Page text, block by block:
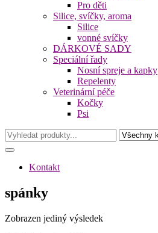
Pro děti
Silice, svíčky, aroma
Silice
vonné svíčky
DÁRKOVÉ SADY
Speciální řady
Nosní spreje a kapky
Repelenty
Veterinární péče
Kočky
Psi
Kontakt
spánky
Zobrazen jediný výsledek